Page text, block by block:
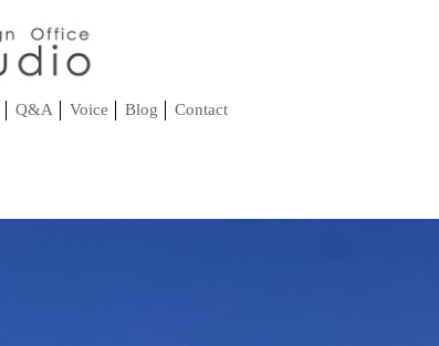
Q&A Voice Blog Contact